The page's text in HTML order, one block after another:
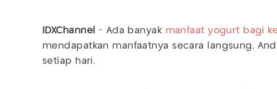
IDXChannel - Ada banyak manfaat yogurt bagi
mendapatkan manfaatnya secara langsung,
setiap hari.